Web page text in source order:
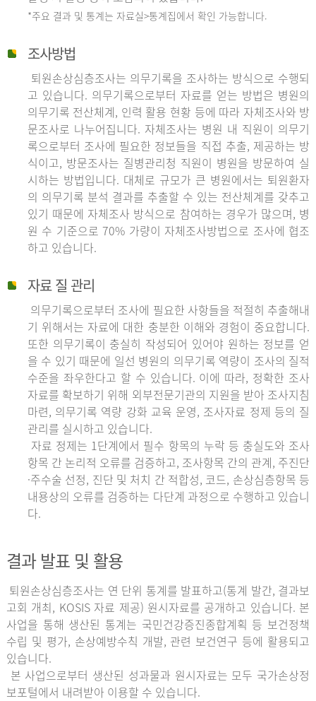
*주요 결과 및 통계는 자료실>통계집에서 확인 가능합니다.
조사방법
퇴원손상심층조사는 의무기록을 조사하는 방식으로 수행되
고 있습니다. 의무기록으로부터 자료를 얻는 방법은 병원의
의무기록 전산체계, 인력 활용 현황 등에 따라 자체조사와 방
문조사로 나누어집니다. 자체조사는 병원 내 직원이 의무기
록으로부터 조사에 필요한 정보들을 직접 추출, 제공하는 방
식이고, 방문조사는 질병관리청 직원이 병원을 방문하여 실
시하는 방법입니다. 대체로 규모가 큰 병원에서는 퇴원환자
의 의무기록 분석 결과를 추출할 수 있는 전산체계를 갖추고
있기 때문에 자체조사 방식으로 참여하는 경우가 많으며, 병
원 수 기준으로 70% 가량이 자체조사방법으로 조사에 협조
하고 있습니다.
자료 질 관리
의무기록으로부터 조사에 필요한 사항들을 적절히 추출해내
기 위해서는 자료에 대한 충분한 이해와 경험이 중요합니다.
또한 의무기록이 충실히 작성되어 있어야 원하는 정보를 얻
을 수 있기 때문에 일선 병원의 의무기록 역량이 조사의 질적
수준을 좌우한다고 할 수 있습니다. 이에 따라, 정확한 조사
자료를 확보하기 위해 외부전문기관의 지원을 받아 조사지침
마련, 의무기록 역량 강화 교육 운영, 조사자료 정제 등의 질
관리를 실시하고 있습니다.
자료 정제는 1단계에서 필수 항목의 누락 등 충실도와 조사
항목 간 논리적 오류를 검증하고, 조사항목 간의 관계, 주진단
·주수술 선정, 진단 및 처치 간 적합성, 코드, 손상심층항목 등
내용상의 오류를 검증하는 다단계 과정으로 수행하고 있습니
다.
결과 발표 및 활용
퇴원손상심층조사는 연 단위 통계를 발표하고(통계 발간, 결과보
고회 개최, KOSIS 자료 제공) 원시자료를 공개하고 있습니다. 본
사업을 통해 생산된 통계는 국민건강증진종합계획 등 보건정책
수립 및 평가, 손상예방수칙 개발, 관련 보건연구 등에 활용되고
있습니다.
본 사업으로부터 생산된 성과물과 원시자료는 모두 국가손상정
보포털에서 내려받아 이용할 수 있습니다.